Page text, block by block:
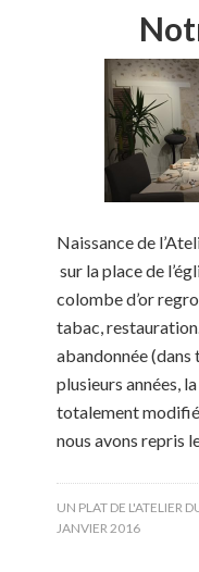
Naissance de
sur la place de
colombe d’or
tabac,
abandonnée (dans
plusieurs années,
totalement
nous avons repris
UN PLAT DE L'ATELIER
JANVIER 2016